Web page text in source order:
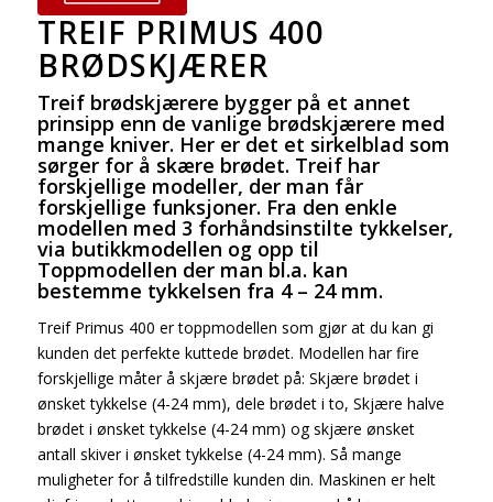
TREIF PRIMUS 400
BRØDSKJÆRER
Treif brødskjærere bygger på et annet
prinsipp enn de vanlige brødskjærere med
mange kniver. Her er det et sirkelblad som
sørger for å skære brødet. Treif har
forskjellige modeller, der man får
forskjellige funksjoner. Fra den enkle
modellen med 3 forhåndsinstilte tykkelser,
via butikkmodellen og opp til
Toppmodellen der man bl.a. kan
bestemme tykkelsen fra 4 – 24 mm.
Treif Primus 400 er toppmodellen som gjør at du kan gi
kunden det perfekte kuttede brødet. Modellen har fire
forskjellige måter å skjære brødet på: Skjære brødet i
ønsket tykkelse (4-24 mm), dele brødet i to, Skjære halve
brødet i ønsket tykkelse (4-24 mm) og skjære ønsket
antall skiver i ønsket tykkelse (4-24 mm). Så mange
muligheter for å tilfredstille kunden din. Maskinen er helt